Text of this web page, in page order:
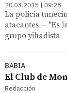
20.03.2015 | 09:28
La policía
atacantes -- "Es
grupo yihadista
BABIA
El Club de
Redacción